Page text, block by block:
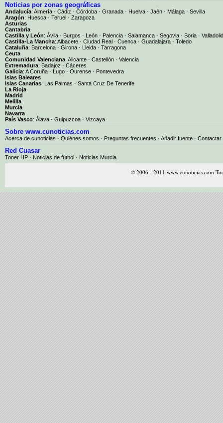
Noticias por zonas geográficas
Andalucía: Almería · Cádiz · Córdoba · Granada · Huelva · Jaén · Málaga · Sevilla
Aragón: Huesca · Teruel · Zaragoza
Asturias
Cantabria
Castilla y León: Ávila · Burgos · León · Palencia · Salamanca · Segovia · Soria · Valladolid
Castilla-La Mancha: Albacete · Ciudad Real · Cuenca · Guadalajara · Toledo
Cataluña: Barcelona · Girona · Lleida · Tarragona
Ceuta
Comunidad Valenciana: Alicante · Castellón · Valencia
Extremadura: Badajoz · Cáceres
Galicia: A Coruña · Lugo · Ourense · Pontevedra
Islas Baleares
Islas Canarias: Las Palmas · Santa Cruz De Tenerife
La Rioja
Madrid
Melilla
Murcia
Navarra
País Vasco: Álava · Guipuzcoa · Vizcaya
Sobre www.cunoticias.com
Acerca de cunoticias · Quiénes somos · Preguntas frecuentes · Añadir fuente · Contactar
Red Cuasar
Toner HP · Noticias de fútbol · Noticias Murcia
© 2006 - 2011 www.cunoticias.com